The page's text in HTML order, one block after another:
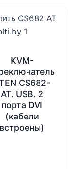
KVM-
CS682-
AT. USB. 2
порта DVI
(кабели
встроены)